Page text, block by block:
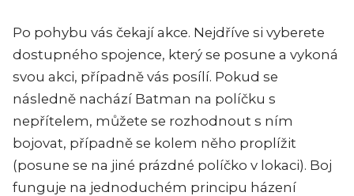
Po pohybu vás čekají akce. Nejdříve si vyberete
dostupného spojence, který se posune a vykoná
svou akci, případně vás posílí. Pokud se
následně nachází Batman na políčku s
nepřítelem, můžete se rozhodnout s ním
bojovat, případně se kolem něho proplížit
(posune se na jiné prázdné políčko v lokaci). Boj
funguje na jednoduchém principu házení